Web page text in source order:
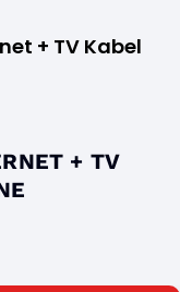
+ TV Kabel
+ TV